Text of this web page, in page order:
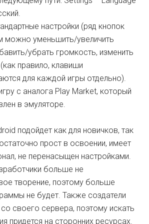
настройки (ряд кнопок
можно уменьшить/увеличить
убрать громкость, изменить
правило, клавиши
для каждой игры отдельно).
с аналога Play Market, который
в эмуляторе.
подойдет как для новичков, так
прост в освоении, имеет
не перенасыщен настройками.
больше не
творение, поэтому больше
не будет. Также создатели
своего сервера, поэтому искать
придется на сторонних ресурсах.